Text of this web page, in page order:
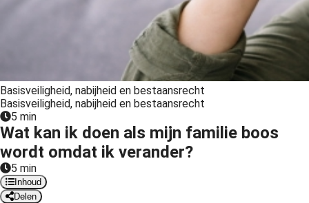
Basisveiligheid, nabijheid en bestaansrecht
Basisveiligheid, nabijheid en bestaansrecht
5 min
Wat kan ik doen als mijn familie boos
wordt omdat ik verander?
5 min
Inhoud
Delen
van